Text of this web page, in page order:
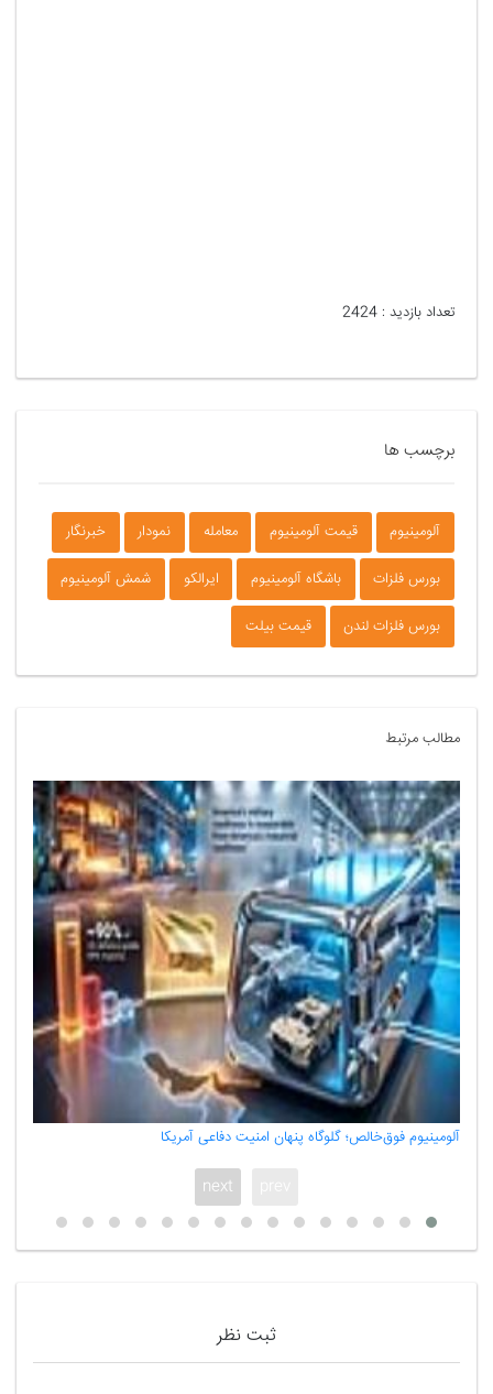
تعداد بازدید :2424
برچسب ها
آلومینیوم قیمت آلومینیوم معامله نمودار خبرنگار
بورس فلزات باشگاه آلومینیوم ایرالکو شمش آلومینیوم
بورس فلزات لندن قیمت بیلت
مطالب مرتبط
آلومینیوم فوق‌خالص؛ گلوگاه پنهان امنیت دفاعی آمریکا
next
ثبت نظر